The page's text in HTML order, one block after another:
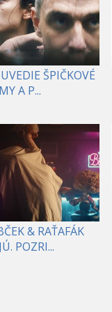
ŠPIČKOVÉ
A P...
& RAŤAFÁK
POZRI...